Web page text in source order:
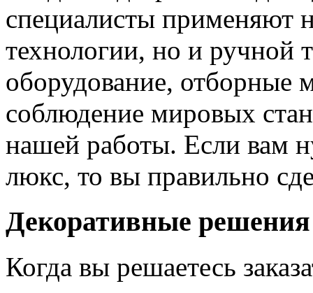
специалисты применяют
технологии, но и ручной
оборудование, отборные
соблюдение мировых
нашей работы. Если вам
люкс, то вы правильно
Декоративные решения
Когда вы решаетесь